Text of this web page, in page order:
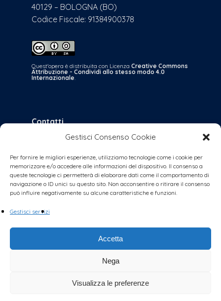
Gestisci Consenso Cookie
Per fornire le migliori esperienze, utilizziamo tecnologie come i cookie per
memorizzare e/o accedere alle informazioni del dispositivo. Il consenso a
queste tecnologie ci permetterà di elaborare dati come il comportamento di
navigazione o ID unici su questo sito. Non acconsentire o ritirare il consenso
può influire negativamente su alcune caratteristiche e funzioni.
Gestisci servizi
Accetta
Nega
Visualizza le preferenze
40129 – BOLOGNA (BO)
Codice Fiscale: 91384900378
Quest'opera è distribuita con Licenza Creative Commons
Attribuzione - Condividi allo stesso modo 4.0
Internazionale.
Contatti
bologna@coalizionecivica.it
per qualsiasi questione
collabora@coalizionecivica.it
se volete dare una mano concreta alla
coalizione (volantinaggi, banchetti, video,
foto, segreteria, ecc.)